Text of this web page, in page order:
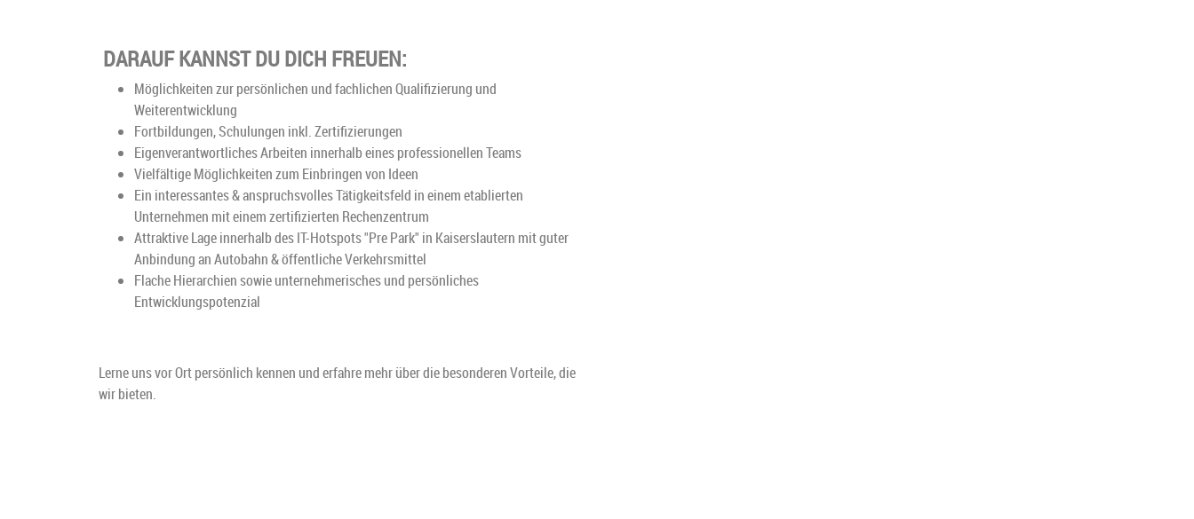
DARAUF KANNST DU DICH FREUEN:
Möglichkeiten zur persönlichen und fachlichen Qualifizierung und
Weiterentwicklung
Fortbildungen, Schulungen inkl. Zertifizierungen
Eigenverantwortliches Arbeiten innerhalb eines professionellen Teams
Vielfältige Möglichkeiten zum Einbringen von Ideen
Ein interessantes & anspruchsvolles Tätigkeitsfeld in einem etablierten
Unternehmen mit einem zertifizierten Rechenzentrum
Attraktive Lage innerhalb des IT-Hotspots "Pre Park" in Kaiserslautern mit guter
Anbindung an Autobahn & öffentliche Verkehrsmittel
Flache Hierarchien sowie unternehmerisches und persönliches
Entwicklungspotenzial
Lerne uns vor Ort persönlich kennen und erfahre mehr über die besonderen Vorteile, die
wir bieten.